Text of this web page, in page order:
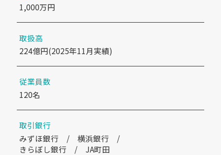
1,000万円
取扱高
224億円(2025年11月実績)
従業員数
120名
取引銀行
みずほ銀行 / 横浜銀行 /
きらぼし銀行 / JA町田